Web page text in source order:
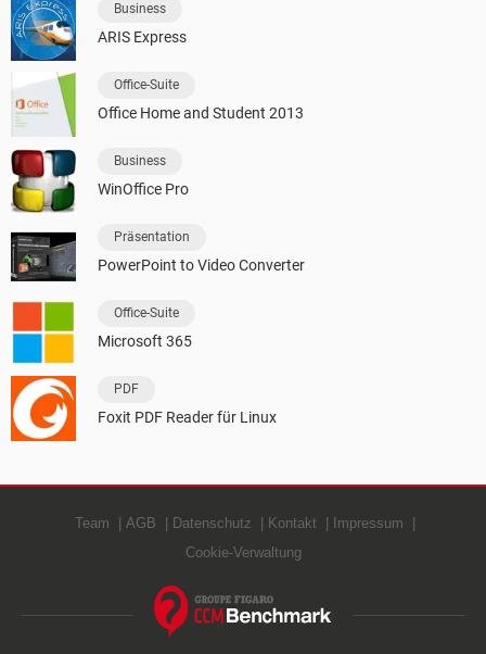
Business
ARIS Express
Office-Suite
Office Home and Student 2013
Business
WinOffice Pro
Präsentation
PowerPoint to Video Converter
Office-Suite
Microsoft 365
PDF
Foxit PDF Reader für Linux
Team AGB Datenschutz Kontakt
Impressum
Cookie-Verwaltung